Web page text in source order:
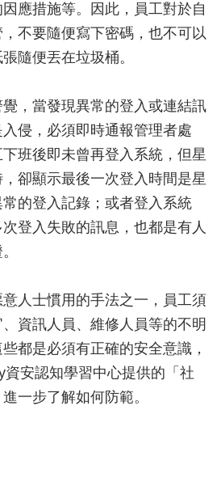
應措施等。因此，員工對於自
不要隨便寫下密碼，也不可以
隨便丟在垃圾桶。
當發現異常的登入或連結訊
侵，必須即時通報管理者處
班後即未曾再登入系統，但星
卻顯示最後一次登入時間是星
的登入記錄；或者登入系統
登入失敗的訊息，也都是有人
士慣用的手法之一，員工須
資訊人員、維修人員等的不明
都是必須有正確的安全意識，
安認知學習中心提供的「社
一步了解如何防範。